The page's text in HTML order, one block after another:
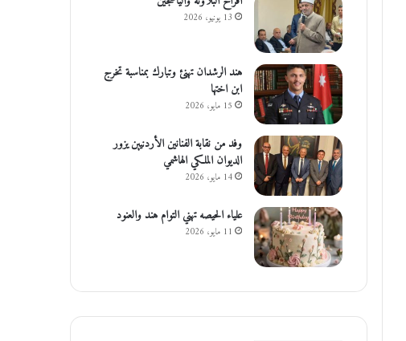
13 يونيو، 2026
هند الرشدان تهنئ وتبارك بمناسبة تخرج
ابن اختها
15 مايو، 2026
وفد من نقابة الفنانين الأردنيين يزور
الديوان الملكي الهاشمي
14 مايو، 2026
علياء الحيصه تهني التوام هند والعنود
11 مايو، 2026